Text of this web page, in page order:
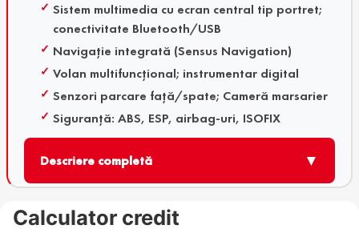
Sistem multimedia cu ecran central tip portret;
conectivitate Bluetooth/USB
Navigație integrată (Sensus Navigation)
Volan multifuncțional; instrumentar digital
Senzori parcare față/spate; Cameră marsarier
Siguranță: ABS, ESP, airbag-uri, ISOFIX
Descriere completă ▼
Calculator credit